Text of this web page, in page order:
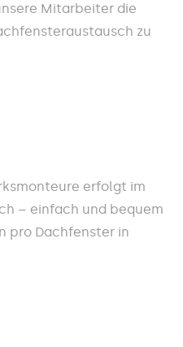
Mitarbeiter die
zu
erfolgt im
– einfach und bequem
pro Dachfenster in